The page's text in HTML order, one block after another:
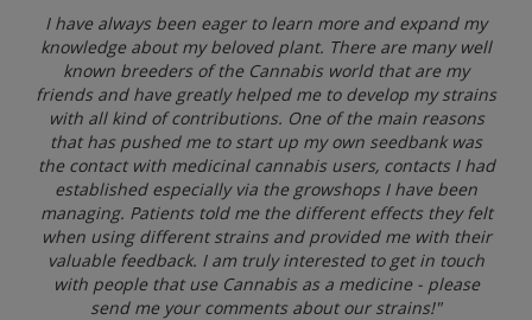
I have always been eager to learn more and expand my
knowledge about my beloved plant. There are many well
known breeders of the Cannabis world that are my
friends and have greatly helped me to develop my strains
with all kind of contributions. One of the main reasons
that has pushed me to start up my own seedbank was
the contact with medicinal cannabis users, contacts I had
established especially via the growshops I have been
managing. Patients told me the different effects they felt
when using different strains and provided me with their
valuable feedback. I am truly interested to get in touch
with people that use Cannabis as a medicine - please
send me your comments about our strains!"